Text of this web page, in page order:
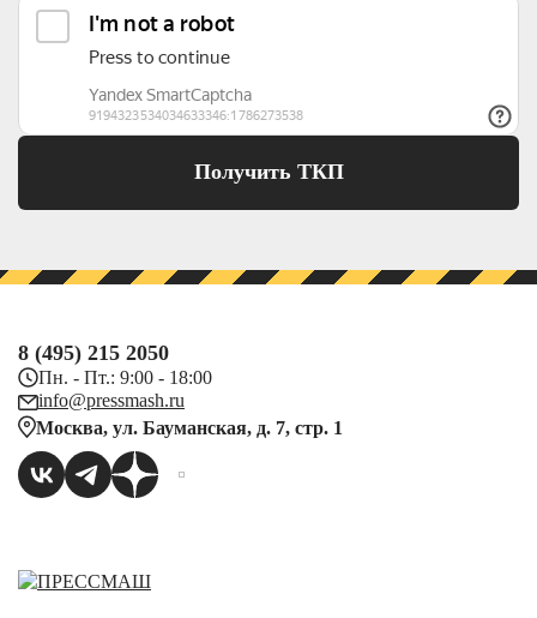
Получить ТКП
8 (495) 215 2050
Пн. - Пт.: 9:00 - 18:00
info@pressmash.ru
Москва, ул. Бауманская, д. 7, стр. 1